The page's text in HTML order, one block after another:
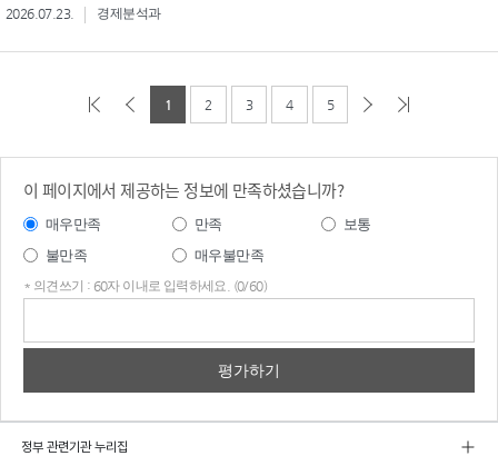
2026.07.23. 경제분석과
1 2 3 4 5
이 페이지에서 제공하는 정보에 만족하셨습니까?
매우만족 만족
보통
불만족
매우불만족
* 의견쓰기 : 60자 이내로 입력하세요. (0/60)
정부 관련기관 누리집